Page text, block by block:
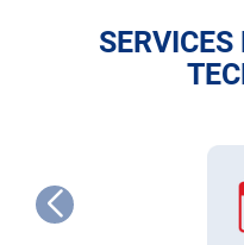
SERVICES